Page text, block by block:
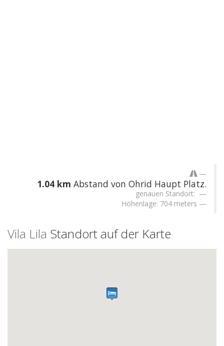
1.04 km Abstand von Ohrid Haupt Platz.
genauen Standort:
Höhenlage: 704 meters
Vila Lila Standort auf der Karte